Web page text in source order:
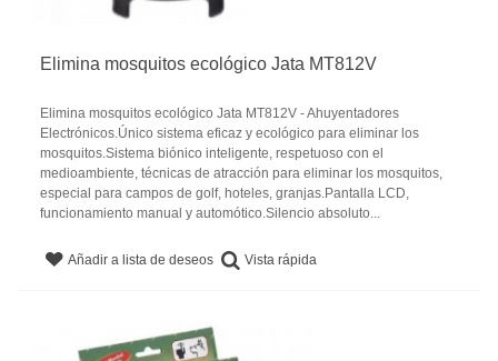
Elimina mosquitos ecológico Jata MT812V
Elimina mosquitos ecológico Jata MT812V - Ahuyentadores
Electrónicos.Único sistema eficaz y ecológico para eliminar los
mosquitos.Sistema biónico inteligente, respetuoso con el
medioambiente, técnicas de atracción para eliminar los mosquitos,
especial para campos de golf, hoteles, granjas.Pantalla LCD,
funcionamiento manual y automótico.Silencio absoluto...
Añadir a lista de deseos Vista rápida